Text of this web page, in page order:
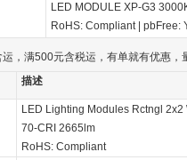
LED MODULE XP-G3
RoHS: Compliant pbFree:
，满500元含税运，有单就有优惠，
描述
LED Lighting Modules Rctngl 2x2
70-CRI 2665lm
RoHS: Compliant